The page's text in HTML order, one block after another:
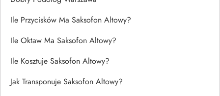
Ile Przycisków Ma Saksofon Altowy?
Ile Oktaw Ma Saksofon Altowy?
Ile Kosztuje Saksofon Altowy?
Jak Transponuje Saksofon Altowy?